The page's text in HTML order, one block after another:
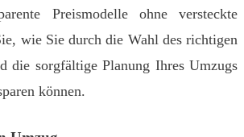
Preismodelle ohne versteckte
wie Sie durch die Wahl des richtigen
die sorgfältige Planung Ihres Umzugs
können.